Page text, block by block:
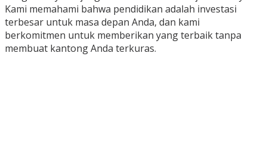
Kami memahami bahwa pendidikan adalah investasi
terbesar untuk masa depan Anda, dan kami
berkomitmen untuk memberikan yang terbaik tanpa
membuat kantong Anda terkuras.